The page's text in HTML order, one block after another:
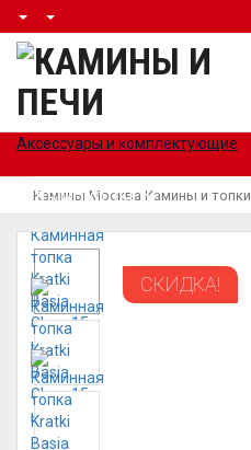
Аксессуары и комплектующие
ДЫМОХОДЫ
Камины Москва Камины и топки
СКИДКА!